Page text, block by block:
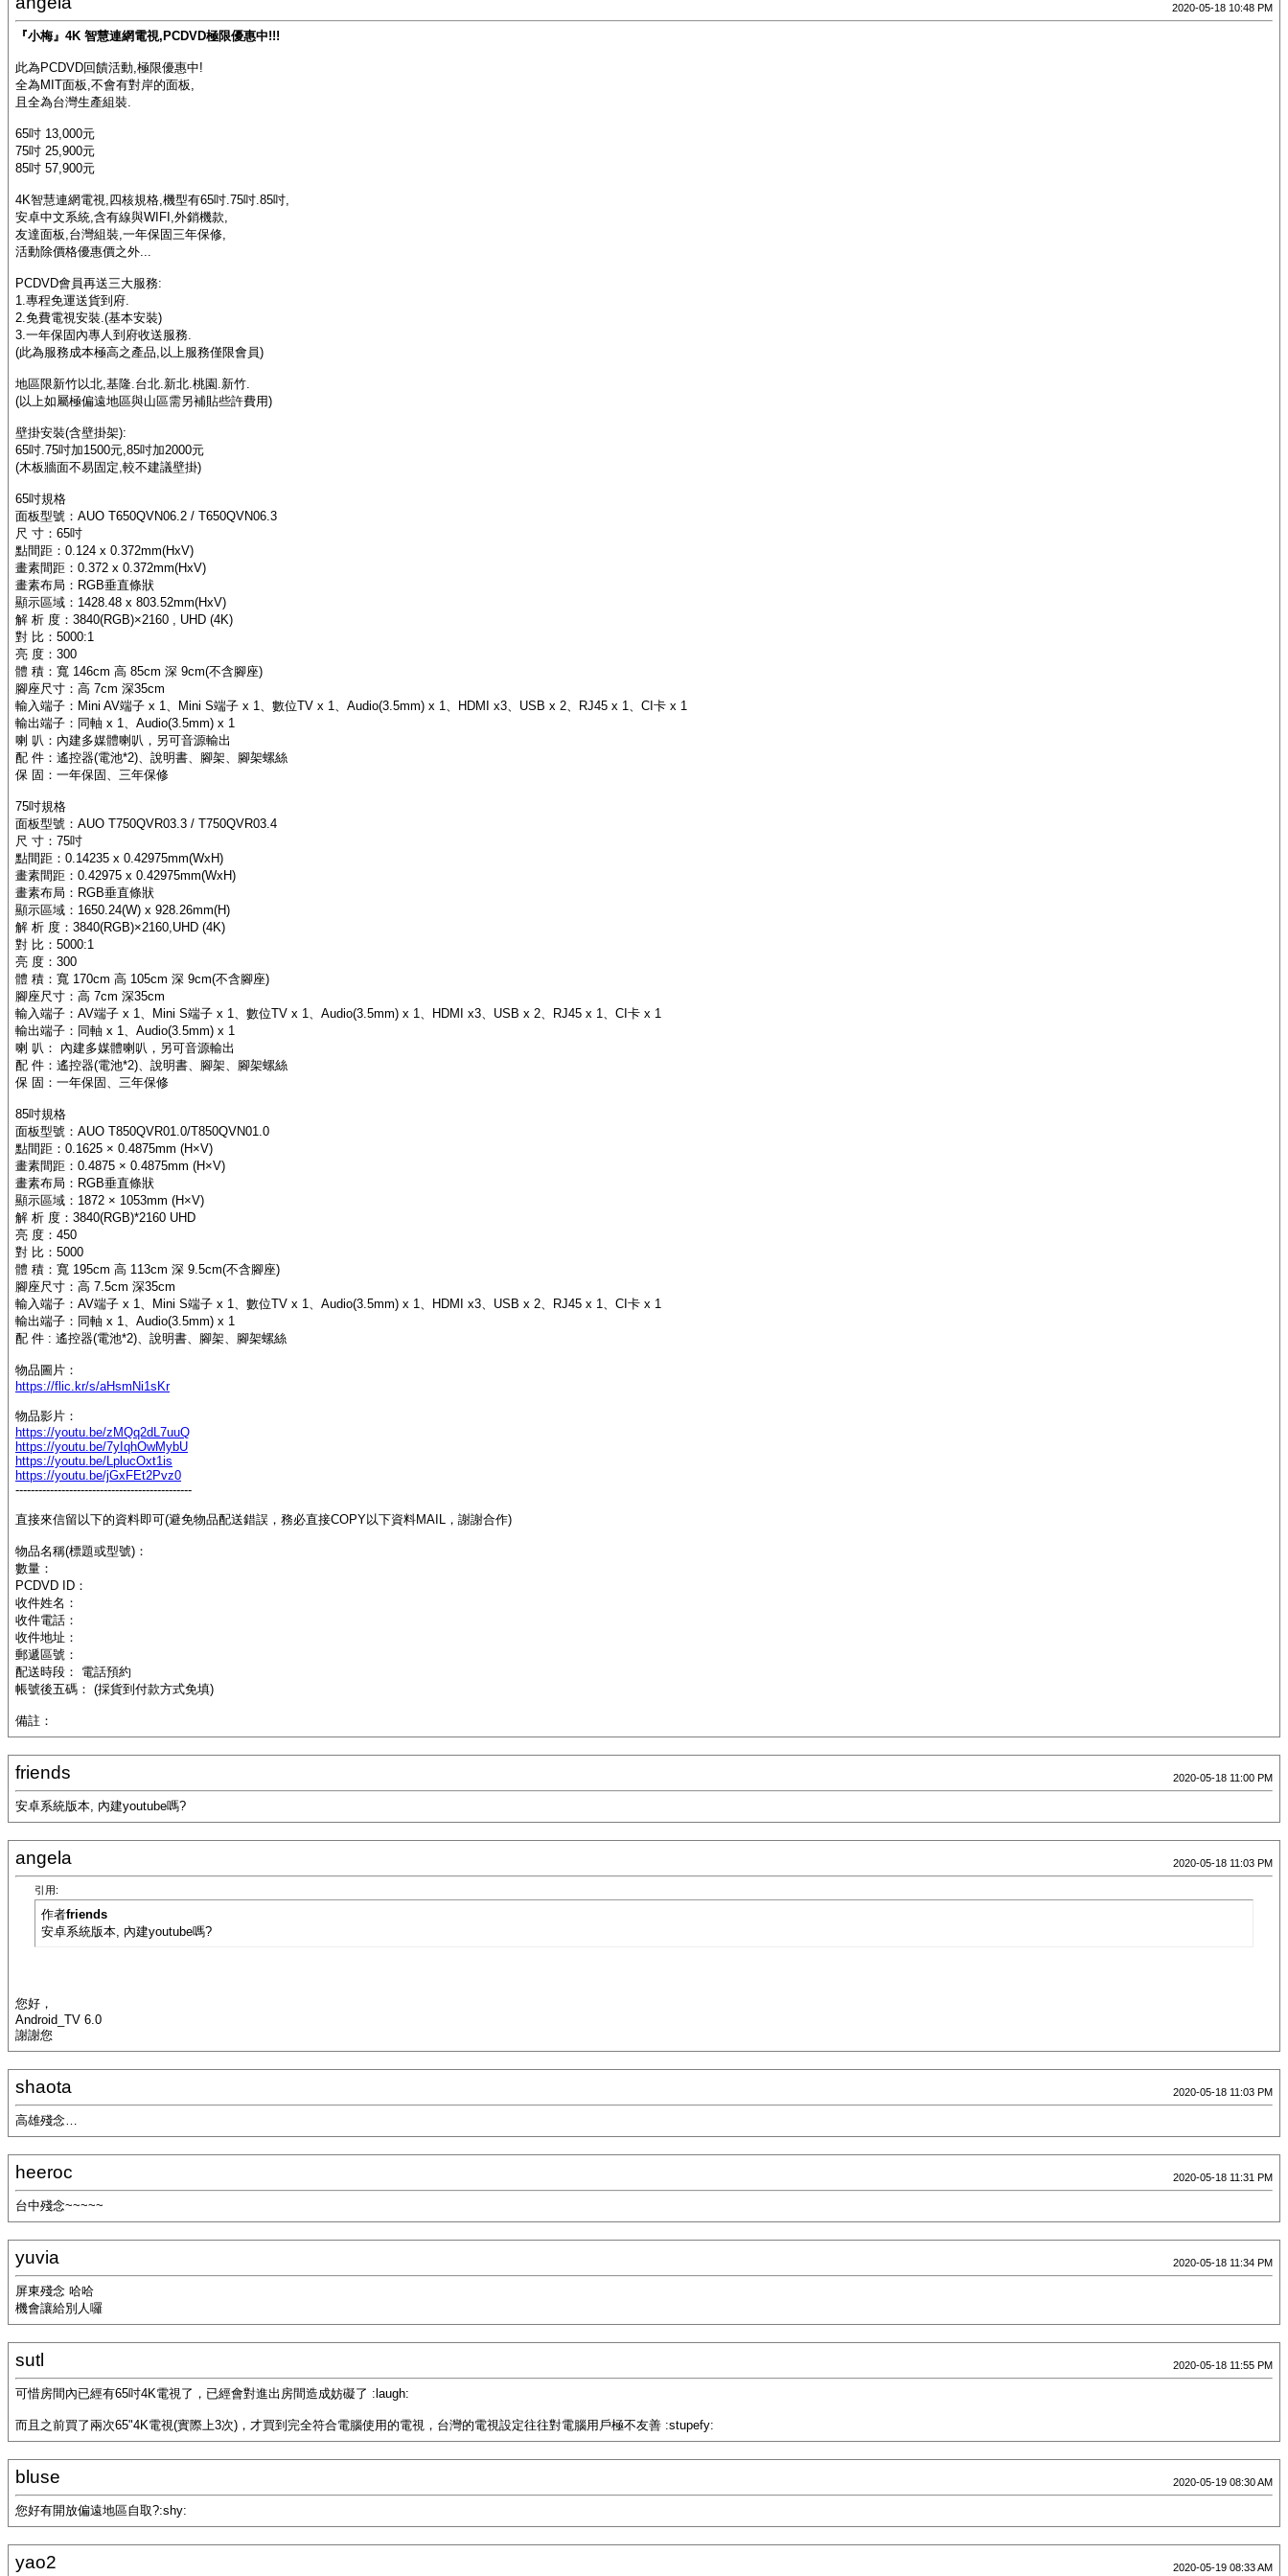
2020-05-18 10:48 PM
『小梅』4K 智慧連網電視,PCDVD極限優惠中!!!
此為PCDVD回饋活動,極限優惠中!
全為MIT面板,不會有對岸的面板,
且全為台灣生產組裝.
65吋 13,000元
75吋 25,900元
85吋 57,900元
4K智慧連網電視,四核規格,機型有65吋.75吋.85吋,
安卓中文系統,含有線與WIFI,外銷機款,
友達面板,台灣組裝,一年保固三年保修,
活動除價格優惠價之外...
PCDVD會員再送三大服務:
1.專程免運送貨到府.
2.免費電視安裝.(基本安裝)
3.一年保固內專人到府收送服務.
(此為服務成本極高之產品,以上服務僅限會員)
地區限新竹以北,基隆.台北.新北.桃園.新竹.
(以上如屬極偏遠地區與山區需另補貼些許費用)
壁掛安裝(含壁掛架):
65吋.75吋加1500元,85吋加2000元
(木板牆面不易固定,較不建議壁掛)
65吋規格
面板型號：AUO T650QVN06.2 / T650QVN06.3
尺 寸：65吋
點間距：0.124 x 0.372mm(HxV)
畫素間距：0.372 x 0.372mm(HxV)
畫素布局：RGB垂直條狀
顯示區域：1428.48 x 803.52mm(HxV)
解 析 度：3840(RGB)×2160 , UHD (4K)
對 比：5000:1
亮 度：300
體 積：寬 146cm 高 85cm 深 9cm(不含腳座)
腳座尺寸：高 7cm 深35cm
輸入端子：Mini AV端子 x 1、Mini S端子 x 1、數位TV x 1、Audio(3.5mm) x 1、HDMI x3、USB x 2、RJ45 x 1、CI卡 x 1
輸出端子：同軸 x 1、Audio(3.5mm) x 1
喇 叭：內建多媒體喇叭，另可音源輸出
配 件：遙控器(電池*2)、說明書、腳架、腳架螺絲
保 固：一年保固、三年保修
75吋規格
面板型號：AUO T750QVR03.3 / T750QVR03.4
尺 寸：75吋
點間距：0.14235 x 0.42975mm(WxH)
畫素間距：0.42975 x 0.42975mm(WxH)
畫素布局：RGB垂直條狀
顯示區域：1650.24(W) x 928.26mm(H)
解 析 度：3840(RGB)×2160,UHD (4K)
對 比：5000:1
亮 度：300
體 積：寬 170cm 高 105cm 深 9cm(不含腳座)
腳座尺寸：高 7cm 深35cm
輸入端子：AV端子 x 1、Mini S端子 x 1、數位TV x 1、Audio(3.5mm) x 1、HDMI x3、USB x 2、RJ45 x 1、CI卡 x 1
輸出端子：同軸 x 1、Audio(3.5mm) x 1
喇 叭： 內建多媒體喇叭，另可音源輸出
配 件：遙控器(電池*2)、說明書、腳架、腳架螺絲
保 固：一年保固、三年保修
85吋規格
面板型號：AUO T850QVR01.0/T850QVN01.0
點間距：0.1625 × 0.4875mm (H×V)
畫素間距：0.4875 × 0.4875mm (H×V)
畫素布局：RGB垂直條狀
顯示區域：1872 × 1053mm (H×V)
解 析 度：3840(RGB)*2160 UHD
亮 度：450
對 比：5000
體 積：寬 195cm 高 113cm 深 9.5cm(不含腳座)
腳座尺寸：高 7.5cm 深35cm
輸入端子：AV端子 x 1、Mini S端子 x 1、數位TV x 1、Audio(3.5mm) x 1、HDMI x3、USB x 2、RJ45 x 1、CI卡 x 1
輸出端子：同軸 x 1、Audio(3.5mm) x 1
配 件 : 遙控器(電池*2)、說明書、腳架、腳架螺絲
物品圖片：
https://flic.kr/s/aHsmNi1sKr
物品影片：
https://youtu.be/zMQq2dL7uuQ
https://youtu.be/7yIqhOwMybU
https://youtu.be/LplucOxt1is
https://youtu.be/jGxFEt2Pvz0
----------------------------------------------
直接來信留以下的資料即可(避免物品配送錯誤，務必直接COPY以下資料MAIL，謝謝合作)
物品名稱(標題或型號)：
數量：
PCDVD ID：
收件姓名：
收件電話：
收件地址：
郵遞區號：
配送時段： 電話預約
帳號後五碼： (採貨到付款方式免填)
備註：
friends 2020-05-18 11:00 PM
安卓系統版本, 內建youtube嗎?
angela 2020-05-18 11:03 PM
引用:
作者friends
安卓系統版本, 內建youtube嗎?
您好，
Android_TV 6.0
謝謝您
shaota 2020-05-18 11:03 PM
高雄殘念…
heeroc 2020-05-18 11:31 PM
台中殘念~~~~~
yuvia 2020-05-18 11:34 PM
屏東殘念 哈哈
機會讓給別人囉
sutl 2020-05-18 11:55 PM
可惜房間內已經有65吋4K電視了，已經會對進出房間造成妨礙了 :laugh:
而且之前買了兩次65"4K電視(實際上3次)，才買到完全符合電腦使用的電視，台灣的電視設定往往對電腦用戶極不友善 :stupefy:
bluse 2020-05-19 08:30 AM
您好有開放偏遠地區自取?:shy:
yao2 2020-05-19 08:33 AM